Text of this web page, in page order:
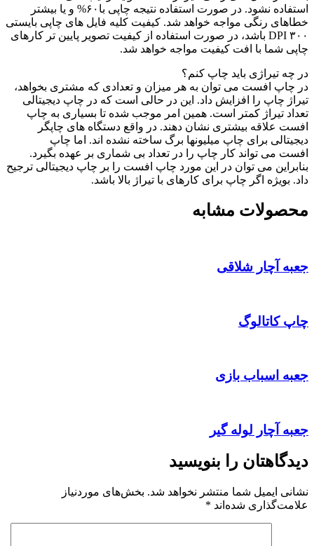
استفاده نشود. در صورت استفاده نتیجه چاپی با۶۰% و یا بیشتر
خطاهای رنگی مواجه خواهد شد. کیفیت کلیه فایل های چاپی بایستی
۳۰۰ DPI باشد، در صورت استفاده از کیفیت تصویر پایین تر کارهای
چاپی شما با افت کیفیت مواجه خواهد شد.
در چه تیراژی باید چاپ کنم؟
در چاپ افست می توان به هر میزان و تعدادی که مشتری بخواهد،
تیراژ چاپ را افزایش داد. این در حالی است که در چاپ دیجیتالی
تعداد تیراژ کمتر است. همین امر موجب شده تا بسیاری به چاپ
افست علاقه بیشتری نشان دهند. در واقع دستگاه های چاپگر
دیجیتالی برای چاپ میلیونها برگ ساخته نشده اند. اما چاپ
افست می تواند کار چاپ را در تعداد بی شماری بر عهده بگیرد.
بنابراین می توان در این مورد چاپ افست را بر چاپ دیجیتالی ترجیح
داد. بویژه اگر چاپ برای کارهای با تیراژ بالا باشد.
محصولات مشابه
جعبه آچار شلاقی
چاپ کاتالوگ
جعبه اسباب بازی
جعبه آچار لوله گیر
دیدگاهتان را بنویسید
نشانی ایمیل شما منتشر نخواهد شد. بخش‌های موردنیاز
علامت‌گذاری شده‌اند *